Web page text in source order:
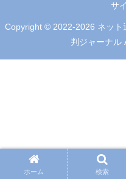
サ
Copyright © 2022-2026 ネット
判ジャーナル
ホーム 検索